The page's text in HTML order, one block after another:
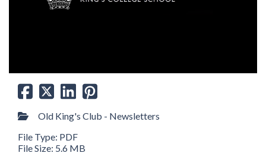
Old King's Club - Newsletters
File Type: PDF
File Size: 5.6 MB